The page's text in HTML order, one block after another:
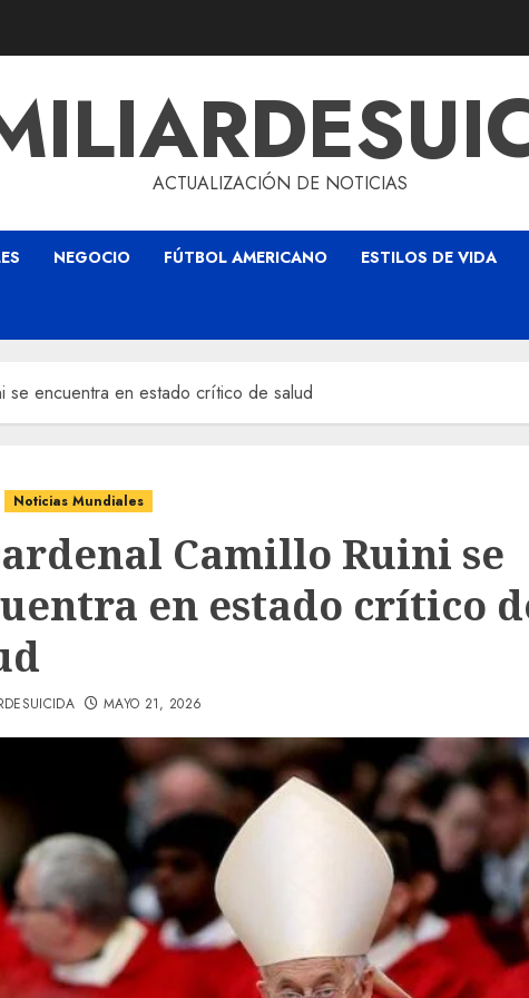
ACTUALIZACIÓN DE NOTICIAS
NEGOCIO FÚTBOL AMERICANO ESTILOS DE VIDA
se encuentra en estado crítico de salud
Noticias Mundiales
Camillo Ruini se
en estado crítico
MAYO 21, 2026